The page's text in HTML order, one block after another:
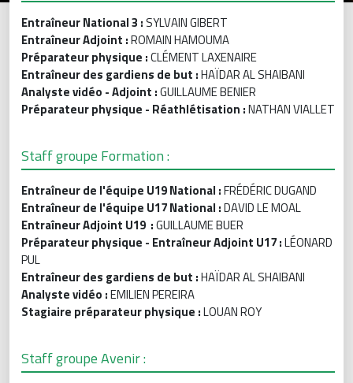
Entraîneur National 3 : SYLVAIN GIBERT
Entraîneur Adjoint :ROMAIN HAMOUMA
Préparateur physique :CLÉMENT LAXENAIRE
Entraîneur des gardiens de but :HAÏDAR AL SHAIBANI
Analyste vidéo - Adjoint :GUILLAUME BENIER
Préparateur physique - Réathlétisation :NATHAN VIALLET
Staff groupe Formation :
Entraîneur de l'équipe U19 National :FRÉDÉRIC DUGAND
Entraîneur de l'équipe U17 National :DAVID LE MOAL
Entraîneur Adjoint U19 :GUILLAUME BUER
Préparateur physique - Entraîneur Adjoint U17 :LÉONARD
PUL
Entraîneur des gardiens de but :HAÏDAR AL SHAIBANI
Analyste vidéo :EMILIEN PEREIRA
Stagiaire préparateur physique :LOUAN ROY
Staff groupe Avenir :